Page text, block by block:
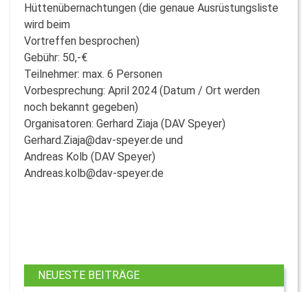
Hüttenübernachtungen (die genaue Ausrüstungsliste
wird beim
Vortreffen besprochen)
Gebühr: 50,-€
Teilnehmer: max. 6 Personen
Vorbesprechung: April 2024 (Datum / Ort werden
noch bekannt gegeben)
Organisatoren: Gerhard Ziaja (DAV Speyer)
Gerhard.Ziaja@dav-speyer.de und
Andreas Kolb (DAV Speyer)
Andreas.kolb@dav-speyer.de
NEUESTE BEITRÄGE